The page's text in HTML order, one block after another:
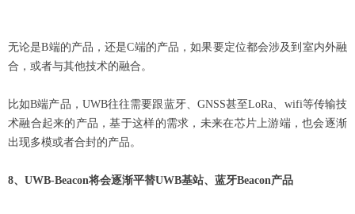
无论是B端的产品，还是C端的产品，如果要定位都会涉及到室内外融
合，或者与其他技术的融合。
比如B端产品，UWB往往需要跟蓝牙、GNSS甚至LoRa、wifi等传输技
术融合起来的产品，基于这样的需求，未来在芯片上游端，也会逐渐
出现多模或者合封的产品。
8、UWB-Beacon将会逐渐平替UWB基站、蓝牙Beacon产品